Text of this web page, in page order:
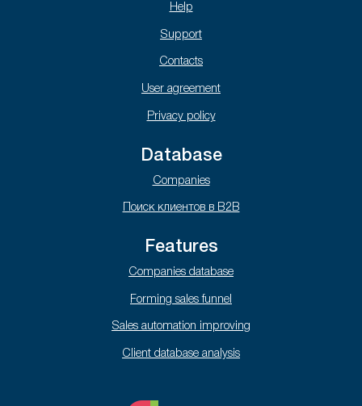
Help
Support
Contacts
User agreement
Privacy policy
Database
Companies
Поиск клиентов в B2B
Features
Companies database
Forming sales funnel
Sales automation improving
Client database analysis